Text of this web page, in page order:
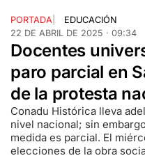
PORTADA
EDUCACIÓN
22 DE ABRIL DE 2025 · 09:34
Docentes
paro parcial en
de la protesta
Conadu Histórica lleva
nivel nacional; sin
medida es parcial. El
elecciones de la obra